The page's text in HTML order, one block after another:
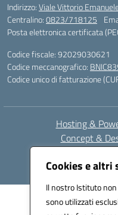
Cookies e
Il nostro Istituto
sono utilizzati
Indirizzo:Viale Vittorio
Centralino:0823/718125
Posta elettronica certificata
Codice fiscale: 92029030621
Codice meccanografico:
Codice unico di fatturazione
Hosting &
Concept &